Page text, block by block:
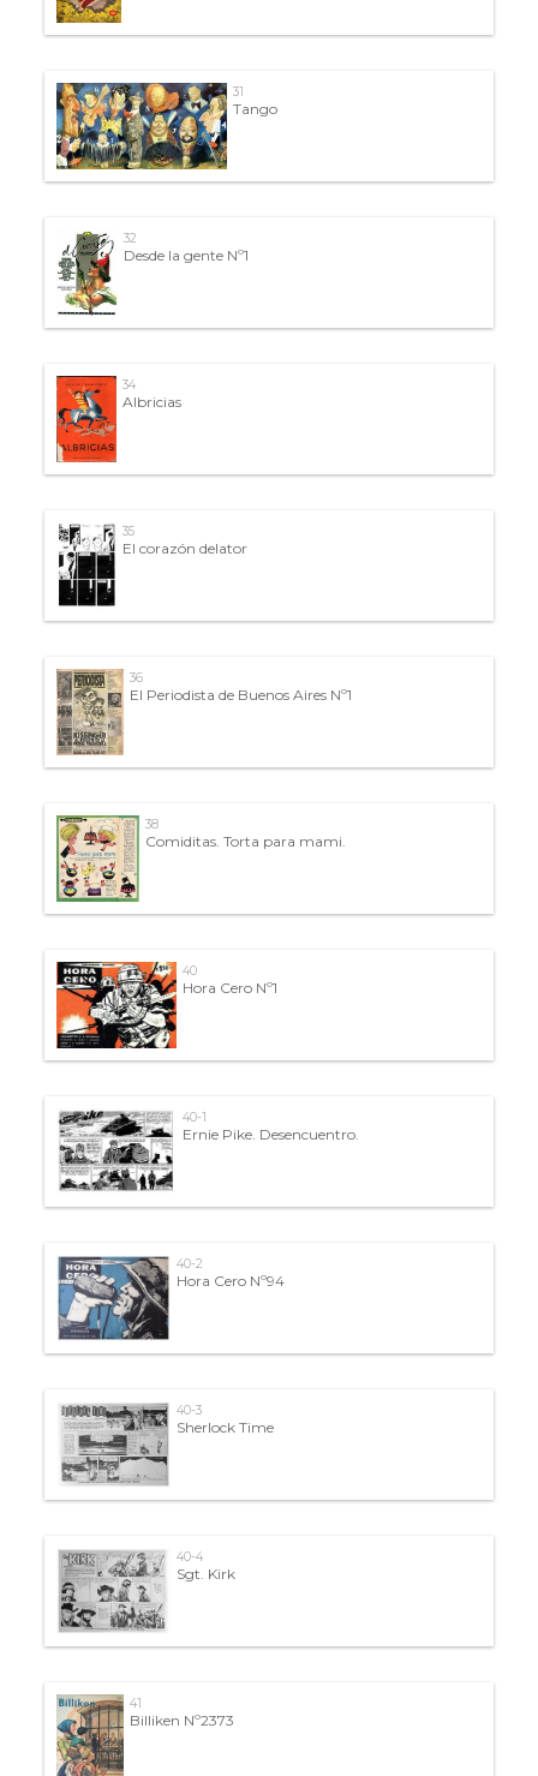
31
Tango
32
Desde la gente Nº1
34
Albricias
35
El corazón delator
36
El Periodista de Buenos Aires Nº1
38
Comiditas. Torta para mami.
40
Hora Cero Nº1
40-1
Ernie Pike. Desencuentro.
40-2
Hora Cero Nº94
40-3
Sherlock Time
40-4
Sgt. Kirk
41
Billiken Nº2373